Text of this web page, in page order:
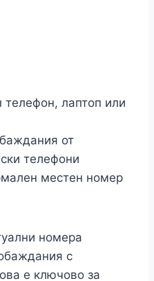
лаптоп или
от
телефони
местен номер
номера
с
е ключово за